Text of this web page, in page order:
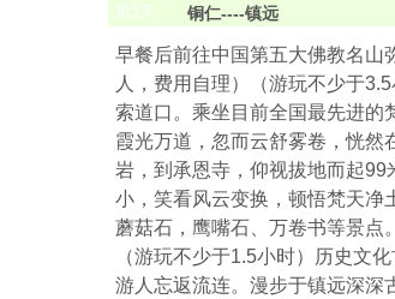
第3天 铜仁----镇远
早餐后前往中国第五大佛教名山
人，费用自理）（游玩不少于
索道口。乘坐目前全国最先进的
霞光万道，忽而云舒雾卷，恍
岩，到承恩寺，仰视拔地而起
小，笑看风云变换，顿悟梵天
蘑菇石，鹰嘴石、万卷书等景
（游玩不少于1.5小时）历史文
游人忘返流连。漫步于镇远深深